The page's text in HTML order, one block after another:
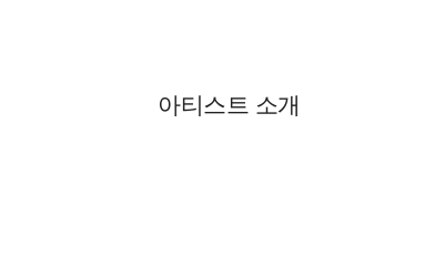
아티스트 소개